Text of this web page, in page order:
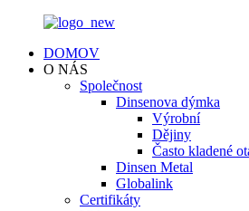
DOMOV
O NÁS
Společnost
Dinsenova dýmka
Výrobní
Dějiny
Často kladené
Dinsen Metal
Globalink
Certifikáty